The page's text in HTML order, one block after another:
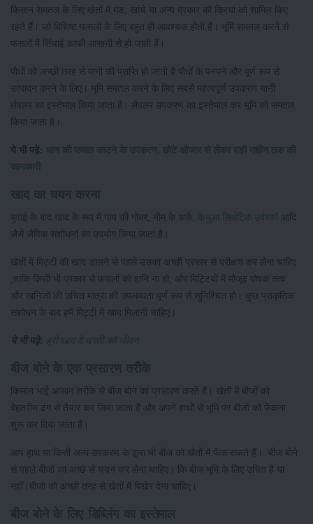
किसान समतल के लिए खेतों में मेड, खांचे या अन्य प्रकार की क्रिया को शामिल किए
रहते हैं। जो विशिष्ट फसलों के लिए बहुत ही आवश्यक होती हैं। भूमि समतल करने से
फसलों में सिंचाई काफी आसानी से हो जाती हैं।
पौधों को अच्छी तरह से पानी की प्राप्ति हो जाती है पौधों के पनपने और पूर्ण रूप से
उत्पादन करने के लिए। भूमि समतल करने के लिए सबसे महत्वपूर्ण उपकरण यानी
लेवलर का इस्तेमाल किया जाता है। लेवलर उपकरण का इस्तेमाल कर भूमि को समतल
किया जाता है।
ये भी पढ़े: धान की फसल काटने के उपकरण, छोटे औजार से लेकर बड़ी मशीन तक की
जानकारी
बुवाई के बाद खाद के रूप में गाय की गोबर, नीम के अर्क, केचुआ सिंथेटिक उर्वरकों
आदि
जैसे जैविक संशोधनों का उपयोग किया जाता है।
खेतों में मिट्टी की खाद डालने से पहले उसका अच्छी प्रकार से परीक्षण कर लेना चाहिए
,ताकि किसी भी प्रकार से फसलों को हानि ना हो, और मिट्टियों में मौजूद पोषक तत्व
और खनिजों की उचित मात्रा की उपलब्धता पूर्ण रूप से सुनिश्चित हो। कुछ प्राकृतिक
संशोधन के बाद हमें मिट्टी में खाद मिलानी चाहिए।
ये भी पढ़े: हरी खाद दे धरती को जीवन
किसान भाई आसान तरीके से बीज बोने का प्रसारण करते हैं। खेतों में बीजों को
बेहतरीन ढंग से तैयार कर लिया जाता है और अपने हाथों से भूमि पर बीजों को फेंकना
शुरू कर दिया जाता हैं।
आप हाथ या किसी अन्य उपकरण के द्वारा भी बीज को खेतों में फेंक सकते हैं।
बीज बोने
से पहले बीजों का अच्छे से चयन कर लेना चाहिए। कि बीज भूमि के लिए उचित है या
नहीं।बीजो को अच्छी तरह से खेतों में बिखेर देना चाहिए।